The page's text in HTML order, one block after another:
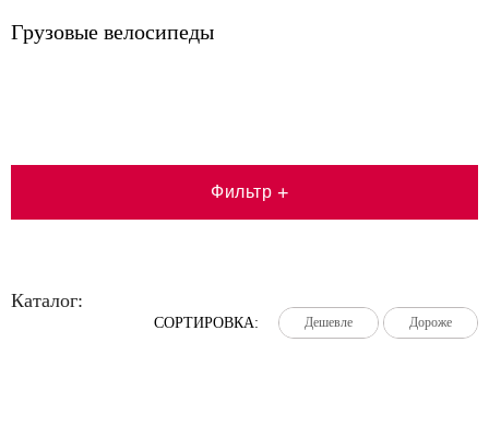
Грузовые велосипеды
Фильтр +
Каталог:
СОРТИРОВКА: Дешевле
Дешевле
Дешевле Дороже
Дороже
Дороже